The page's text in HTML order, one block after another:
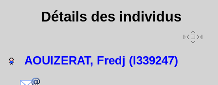
Détails des individus
AOUIZERAT, Fredj (I339247)